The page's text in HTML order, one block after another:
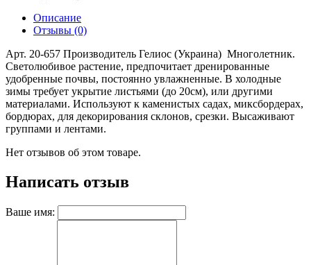
Описание
Отзывы (0)
Арт. 20-657 Производитель Гелиос (Украина) Многолетник.
Светолюбивое растение, предпочитает дренированные
удобренные почвы, постоянно увлажненные. В холодные
зимы требует укрытие листьями (до 20см), или другими
материалами. Используют к каменистых садах, миксбордерах,
бордюрах, для декорирования склонов, срезки. Высаживают
группами и лентами.
Нет отзывов об этом товаре.
Написать отзыв
Ваше имя: